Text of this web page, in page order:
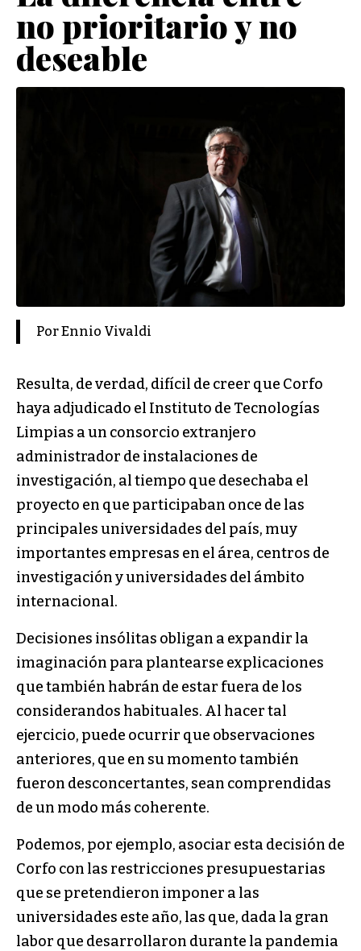
no prioritario y no
deseable
Por Ennio Vivaldi
Resulta, de verdad, difícil de creer que Corfo
haya adjudicado el Instituto de Tecnologías
Limpias a un consorcio extranjero
administrador de instalaciones de
investigación, al tiempo que desechaba el
proyecto en que participaban once de las
principales universidades del país, muy
importantes empresas en el área, centros de
investigación y universidades del ámbito
internacional.
Decisiones insólitas obligan a expandir la
imaginación para plantearse explicaciones
que también habrán de estar fuera de los
considerandos habituales. Al hacer tal
ejercicio, puede ocurrir que observaciones
anteriores, que en su momento también
fueron desconcertantes, sean comprendidas
de un modo más coherente.
Podemos, por ejemplo, asociar esta decisión de
Corfo con las restricciones presupuestarias
que se pretendieron imponer a las
universidades este año, las que, dada la gran
labor que desarrollaron durante la pandemia